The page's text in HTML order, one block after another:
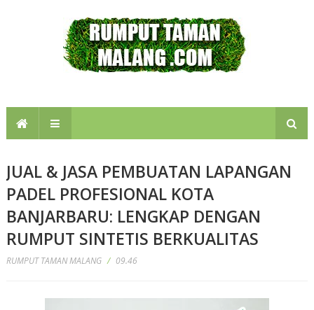
JUAL & JASA PEMBUATAN LAPANGAN
PADEL PROFESIONAL KOTA
BANJARBARU: LENGKAP DENGAN
RUMPUT SINTETIS BERKUALITAS
RUMPUT TAMAN MALANG / 09.46